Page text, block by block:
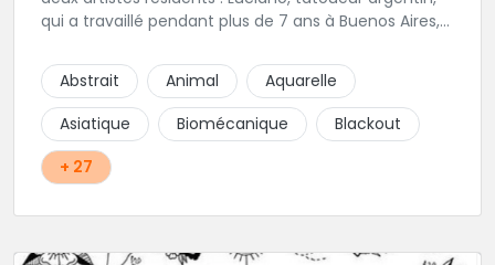
qui a travaillé pendant plus de 7 ans à Buenos Aires,
qui a travaillé dans plusieurs boutiques de la ville
avant de rejoindre notre équipe. La boutique
accueille plusieurs artistes tatoueurs en tant que
guests tout au long de l'année afin de proposer
d'autres styles.
Abstrait Animal
Aquarelle
Asiatique
Biomécanique
Blackout
+ 27